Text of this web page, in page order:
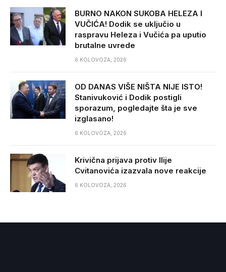
BURNO NAKON SUKOBA HELEZA I
VUČIĆA! Dodik se uključio u
raspravu Heleza i Vučića pa uputio
brutalne uvrede
6 KOLOVOZA, 2026
OD DANAS VIŠE NIŠTA NIJE ISTO!
Stanivuković i Dodik postigli
sporazum, pogledajte šta je sve
izglasano!
6 KOLOVOZA, 2026
Krivična prijava protiv Ilije
Cvitanovića izazvala nove reakcije
6 KOLOVOZA, 2026